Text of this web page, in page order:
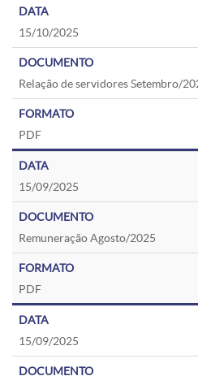
15/10/2025
Relação de servidores Setembro/
PDF
15/09/2025
Remuneração Agosto/2025
PDF
15/09/2025